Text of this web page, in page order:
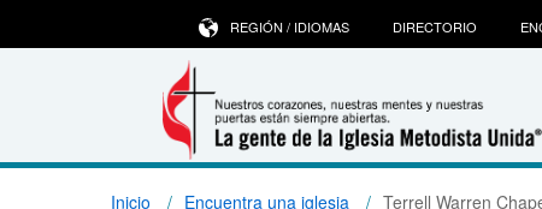
REGIÓN / IDIOMAS DIRECTORIO
Inicio Encuentra una iglesia Terrell Warren